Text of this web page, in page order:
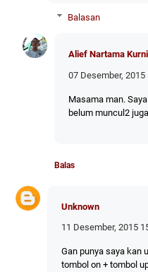
Balasan
Alief Nartama
07 Desember, 2015
Masama man.
belum muncul2
Balas
Unknown
11 Desember, 2015
Gan punya saya kan
tombol on + tombol